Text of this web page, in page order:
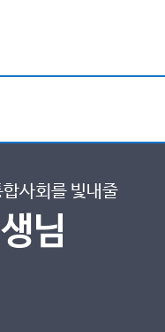
합사회를 빛내줄
님